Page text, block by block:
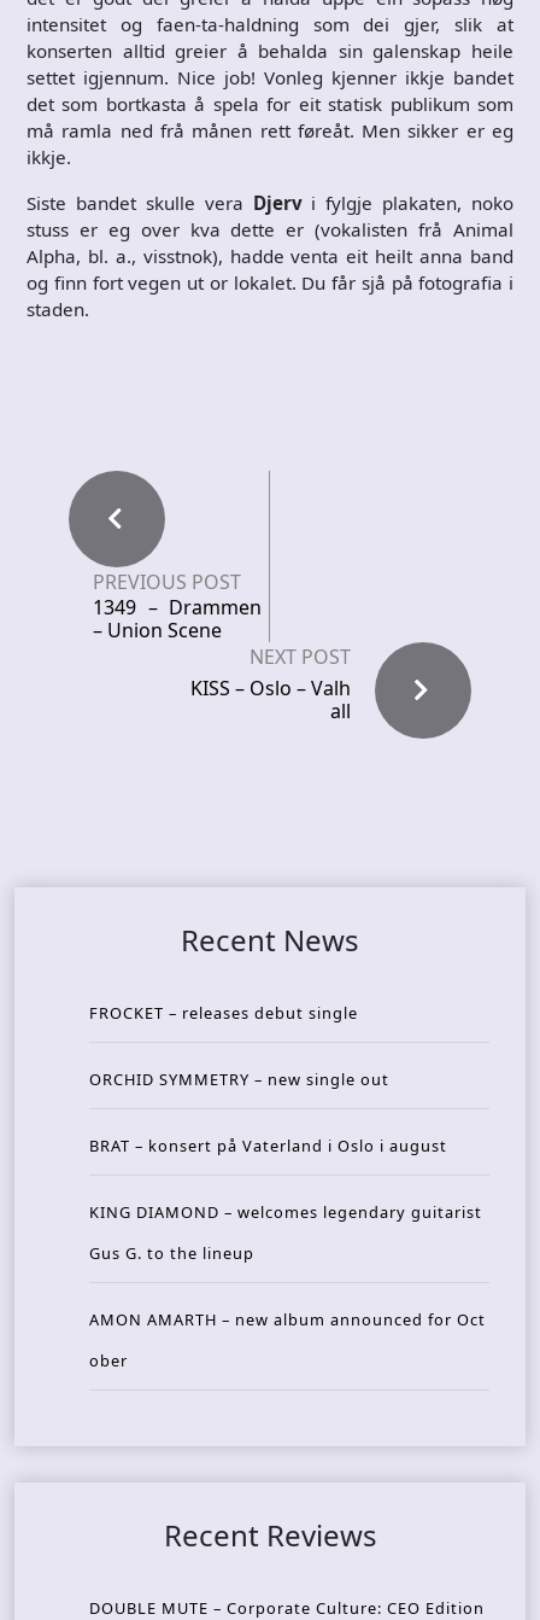
intensitet og faen-ta-haldning som dei gjer, slik at
konserten alltid greier å behalda sin galenskap heile
settet igjennum. Nice job! Vonleg kjenner ikkje bandet
det som bortkasta å spela for eit statisk publikum som
må ramla ned frå månen rett føreåt. Men sikker er eg
ikkje.
Siste bandet skulle vera Djervi fylgje plakaten, noko
stuss er eg over kva dette er (vokalisten frå Animal
Alpha, bl. a., visstnok), hadde venta eit heilt anna band
og finn fort vegen ut or lokalet. Du får sjå på fotografia i
staden.
PREVIOUS POST
1349 – Drammen
– Union Scene
NEXT POST
KISS – Oslo – Valh
all
Recent News
FROCKET – releases debut single
ORCHID SYMMETRY – new single out
BRAT – konsert på Vaterland i Oslo i august
KING DIAMOND – welcomes legendary guitarist
Gus G. to the lineup
AMON AMARTH – new album announced for Oct
ober
Recent Reviews
DOUBLE MUTE – Corporate Culture: CEO Edition